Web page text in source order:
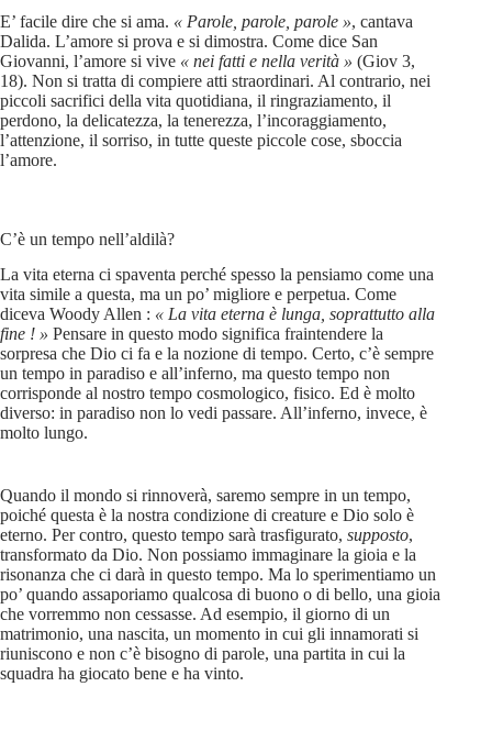
E’ facile dire che si ama. « Parole, parole, parole », cantava
Dalida. L’amore si prova e si dimostra. Come dice San
Giovanni, l’amore si vive « nei fatti e nella verità » (Giov 3,
18). Non si tratta di compiere atti straordinari. Al contrario, nei
piccoli sacrifici della vita quotidiana, il ringraziamento, il
perdono, la delicatezza, la tenerezza, l’incoraggiamento,
l’attenzione, il sorriso, in tutte queste piccole cose, sboccia
l’amore.
C’è un tempo nell’aldilà?
La vita eterna ci spaventa perché spesso la pensiamo come una
vita simile a questa, ma un po’ migliore e perpetua. Come
diceva Woody Allen : « La vita eterna è lunga, soprattutto alla
fine ! » Pensare in questo modo significa fraintendere la
sorpresa che Dio ci fa e la nozione di tempo. Certo, c’è sempre
un tempo in paradiso e all’inferno, ma questo tempo non
corrisponde al nostro tempo cosmologico, fisico. Ed è molto
diverso: in paradiso non lo vedi passare. All’inferno, invece, è
molto lungo.
Quando il mondo si rinnoverà, saremo sempre in un tempo,
poiché questa è la nostra condizione di creature e Dio solo è
eterno. Per contro, questo tempo sarà trasfigurato, supposto,
transformato da Dio. Non possiamo immaginare la gioia e la
risonanza che ci darà in questo tempo. Ma lo sperimentiamo un
po’ quando assaporiamo qualcosa di buono o di bello, una gioia
che vorremmo non cessasse. Ad esempio, il giorno di un
matrimonio, una nascita, un momento in cui gli innamorati si
riuniscono e non c’è bisogno di parole, una partita in cui la
squadra ha giocato bene e ha vinto.